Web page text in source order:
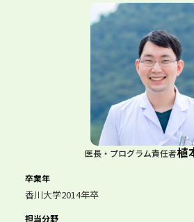
医長・プログラム責任者植
卒業年
香川大学2014年卒
担当分野